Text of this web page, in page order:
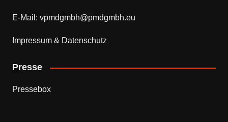
E-Mail: vpmdgmbh@pmdgmbh.eu
Impressum & Datenschutz
Presse
Pressebox